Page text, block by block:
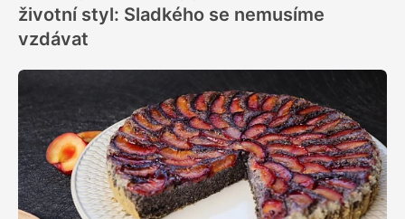
životní styl: Sladkého se nemusíme
vzdávat